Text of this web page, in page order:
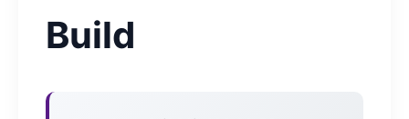
Build